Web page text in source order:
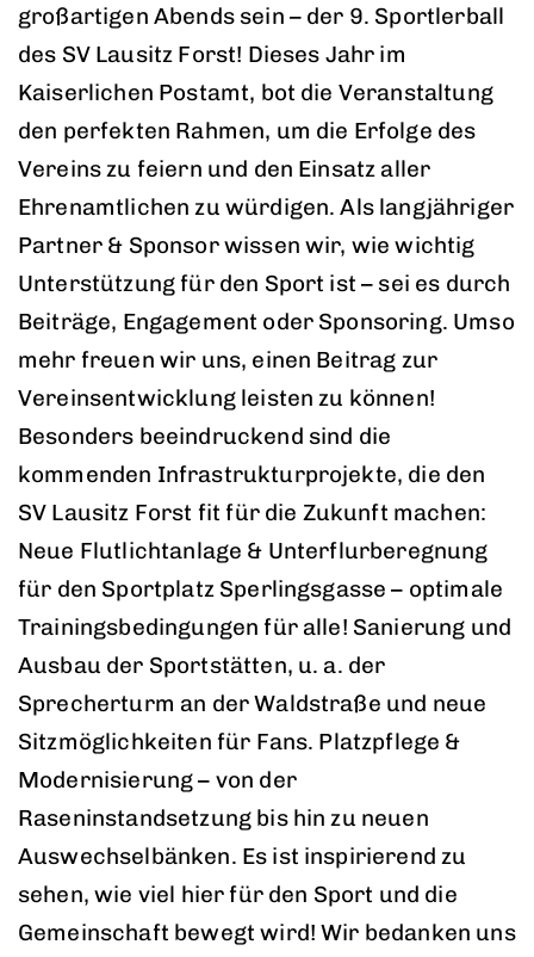
großartigen Abends sein – der 9. Sportlerball
des SV Lausitz Forst! Dieses Jahr im
Kaiserlichen Postamt, bot die Veranstaltung
den perfekten Rahmen, um die Erfolge des
Vereins zu feiern und den Einsatz aller
Ehrenamtlichen zu würdigen. Als langjähriger
Partner & Sponsor wissen wir, wie wichtig
Unterstützung für den Sport ist – sei es durch
Beiträge, Engagement oder Sponsoring. Umso
mehr freuen wir uns, einen Beitrag zur
Vereinsentwicklung leisten zu können!
Besonders beeindruckend sind die
kommenden Infrastrukturprojekte, die den
SV Lausitz Forst fit für die Zukunft machen:
Neue Flutlichtanlage & Unterflurberegnung
für den Sportplatz Sperlingsgasse – optimale
Trainingsbedingungen für alle! Sanierung und
Ausbau der Sportstätten, u. a. der
Sprecherturm an der Waldstraße und neue
Sitzmöglichkeiten für Fans. Platzpflege &
Modernisierung – von der
Raseninstandsetzung bis hin zu neuen
Auswechselbänken. Es ist inspirierend zu
sehen, wie viel hier für den Sport und die
Gemeinschaft bewegt wird! Wir bedanken uns